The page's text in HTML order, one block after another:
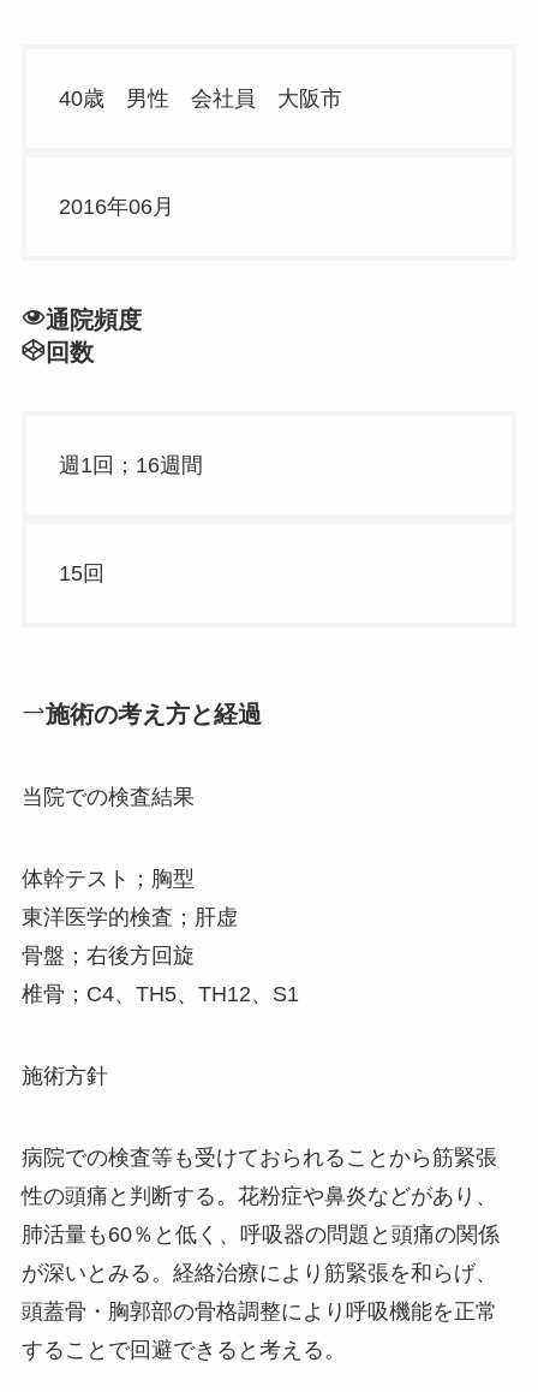
40歳 男性 会社員 大阪市
2016年06月
通院頻度
回数
週1回；16週間
15回
施術の考え方と経過
当院での検査結果
体幹テスト；胸型
東洋医学的検査；肝虚
骨盤；右後方回旋
椎骨；C4、TH5、TH12、S1
施術方針
病院での検査等も受けておられることから筋緊張
性の頭痛と判断する。花粉症や鼻炎などがあり、
肺活量も60％と低く、呼吸器の問題と頭痛の関係
が深いとみる。経絡治療により筋緊張を和らげ、
頭蓋骨・胸郭部の骨格調整により呼吸機能を正常
することで回避できると考える。